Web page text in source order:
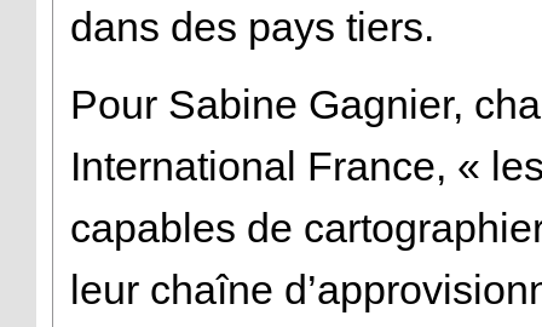
dans des pays tiers.
Pour Sabine Gagnier,
International France, «
capables de
leur chaîne